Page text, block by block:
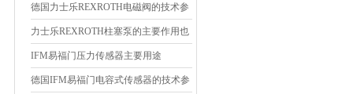
元件？
德国力士乐REXROTH电磁阀的技术参
数
力士乐REXROTH柱塞泵的主要作用也
特点
IFM易福门压力传感器主要用途
德国IFM易福门电容式传感器的技术参